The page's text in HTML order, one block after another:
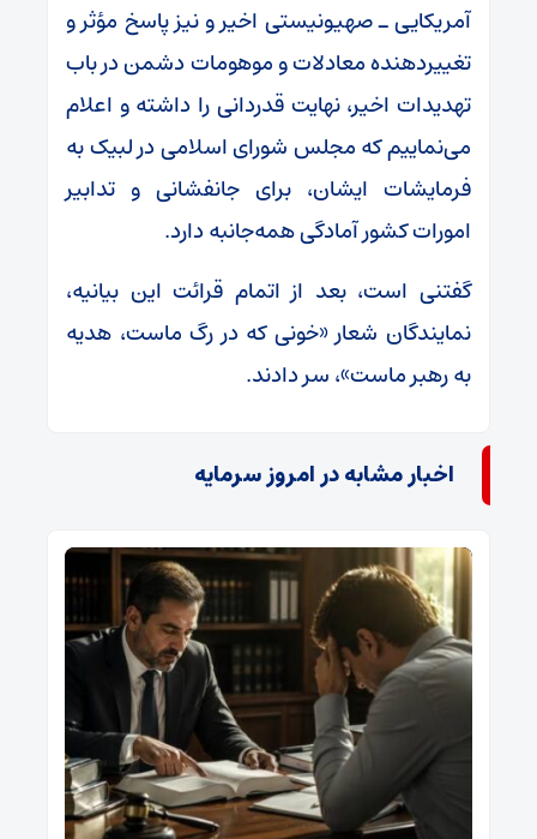
آمریکایی ـ صهیونیستی اخیر و نیز پاسخ مؤثر و
تغییردهنده معادلات و موهومات دشمن در باب
تهدیدات اخیر، نهایت قدردانی را داشته و اعلام
می‌نماییم که مجلس شورای اسلامی در لبیک به
فرمایشات ایشان، برای جانفشانی و تدابیر
امورات کشور آمادگی همه‌جانبه دارد.
گفتنی است، بعد از اتمام قرائت این بیانیه،
نمایندگان شعار «خونی که در رگ ماست، هدیه
به رهبر ماست»، سر دادند.
اخبار مشابه در امروز سرمایه